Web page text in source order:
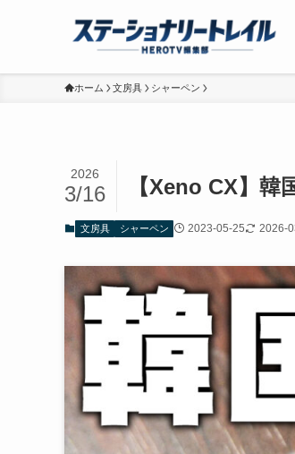
ホーム 文房具 シャーペン
【Xeno CX】
2026
3/16
文房具 シャーペン 2023-05-25 2026-